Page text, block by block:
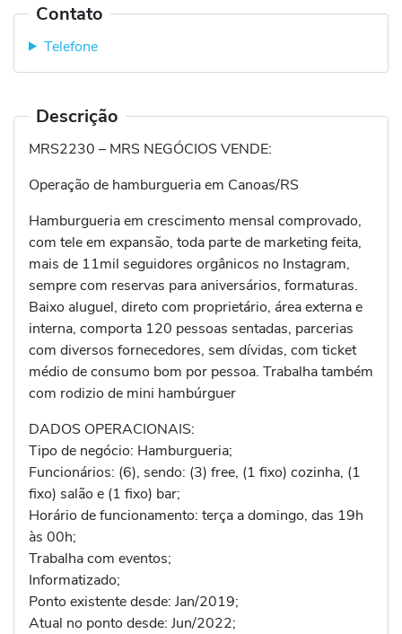
Contato
Telefone
Descrição
MRS2230 – MRS NEGÓCIOS VENDE:
Operação de hamburgueria em Canoas/RS
Hamburgueria em crescimento mensal comprovado,
com tele em expansão, toda parte de marketing feita,
mais de 11mil seguidores orgânicos no Instagram,
sempre com reservas para aniversários, formaturas.
Baixo aluguel, direto com proprietário, área externa e
interna, comporta 120 pessoas sentadas, parcerias
com diversos fornecedores, sem dívidas, com ticket
médio de consumo bom por pessoa. Trabalha também
com rodizio de mini hambúrguer
DADOS OPERACIONAIS:
Tipo de negócio: Hamburgueria;
Funcionários: (6), sendo: (3) free, (1 fixo) cozinha, (1
fixo) salão e (1 fixo) bar;
Horário de funcionamento: terça a domingo, das 19h
às 00h;
Trabalha com eventos;
Informatizado;
Ponto existente desde: Jan/2019;
Atual no ponto desde: Jun/2022;